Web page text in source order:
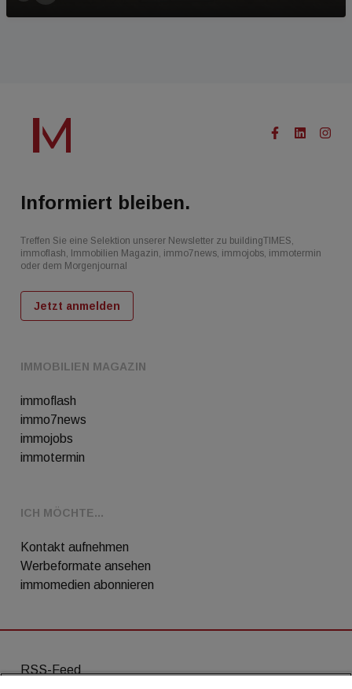
IMMOBILIEN MAGAZIN
immoflash
immo7news
immojobs
immotermin
ICH MÖCHTE...
Kontakt aufnehmen
Werbeformate ansehen
immomedien abonnieren
Informiert bleiben.
Treffen Sie eine Selektion unserer Newsletter zu buildingTIMES,
immoflash, Immobilien Magazin, immo7news, immojobs, immotermin
oder dem Morgenjournal
Jetzt anmelden
RSS-Feed